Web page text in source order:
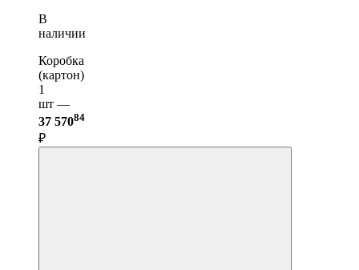
В
наличии
Коробка
(картон)
1
шт —
37 57084
₽